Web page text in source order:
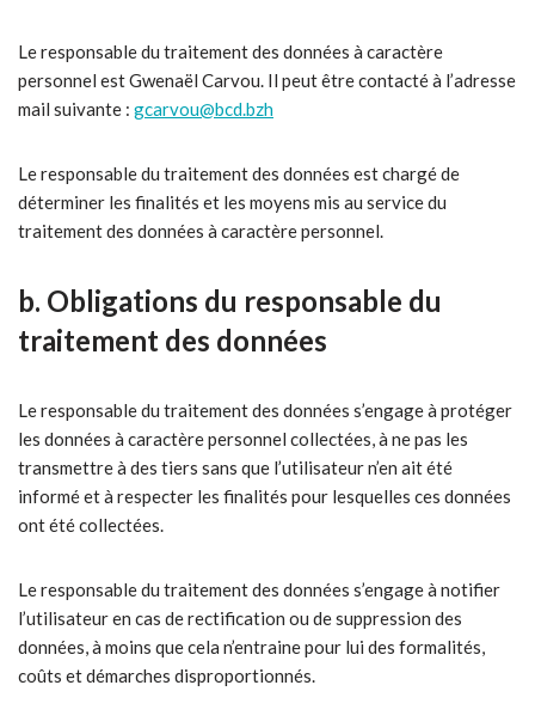
Le responsable du traitement des données à caractère
personnel est Gwenaël Carvou. Il peut être contacté à l’adresse
mail suivante : gcarvou@bcd.bzh
Le responsable du traitement des données est chargé de
déterminer les finalités et les moyens mis au service du
traitement des données à caractère personnel.
b. Obligations du responsable du
traitement des données
Le responsable du traitement des données s’engage à protéger
les données à caractère personnel collectées, à ne pas les
transmettre à des tiers sans que l’utilisateur n’en ait été
informé et à respecter les finalités pour lesquelles ces données
ont été collectées.
Le responsable du traitement des données s’engage à notifier
l’utilisateur en cas de rectification ou de suppression des
données, à moins que cela n’entraine pour lui des formalités,
coûts et démarches disproportionnés.